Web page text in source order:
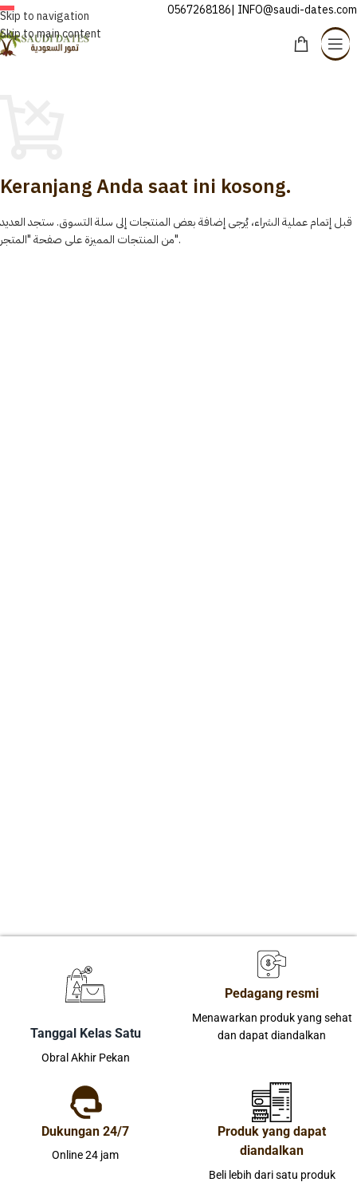
Skip to navigation
Skip to main content
INDONESIA 0567268186| INFO@saudi-dates.com
Keranjang Anda saat ini kosong.
قبل إتمام عملية الشراء، يُرجى إضافة بعض المنتجات إلى سلة التسوق. ستجد العديد
من المنتجات المميزة على صفحة "المتجر".
Tanggal Kelas Satu
Obral Akhir Pekan
Pedagang resmi
Menawarkan produk yang sehat
dan dapat diandalkan
Dukungan 24/7
Online 24 jam
Produk yang dapat
diandalkan
Beli lebih dari satu produk